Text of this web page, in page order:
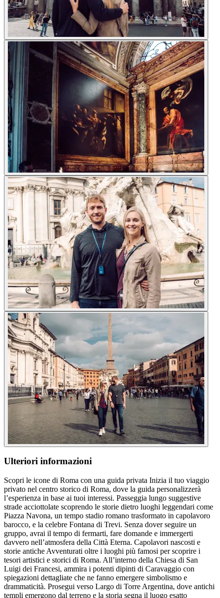
Ulteriori informazioni
Scopri le icone di Roma con una guida privata Inizia il tuo viaggio
privato nel centro storico di Roma, dove la guida personalizzerà
l’esperienza in base ai tuoi interessi. Passeggia lungo suggestive
strade acciottolate scoprendo le storie dietro luoghi leggendari come
Piazza Navona, un tempo stadio romano trasformato in capolavoro
barocco, e la celebre Fontana di Trevi. Senza dover seguire un
gruppo, avrai il tempo di fermarti, fare domande e immergerti
davvero nell’atmosfera della Città Eterna. Capolavori nascosti e
storie antiche Avventurati oltre i luoghi più famosi per scoprire i
tesori artistici e storici di Roma. All’interno della Chiesa di San
Luigi dei Francesi, ammira i potenti dipinti di Caravaggio con
spiegazioni dettagliate che ne fanno emergere simbolismo e
drammaticità. Prosegui verso Largo di Torre Argentina, dove antichi
templi emergono dal terreno e la storia segna il luogo esatto